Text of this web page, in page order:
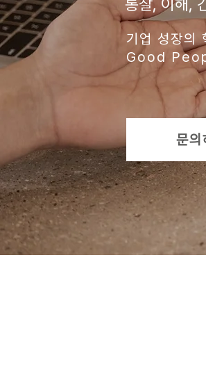
기업 성장의
Good
문의
통찰, 이해,